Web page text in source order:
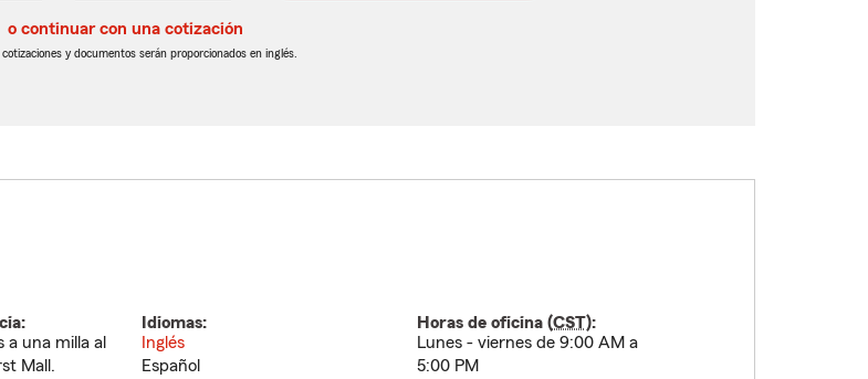
postal
de
postal
de
o continuar con una cotización
cotizaciones y documentos serán proporcionados en inglés.
a una milla al
Mall.
Idiomas:
Inglés
Español
Horas de oficina (CST):
Lunes - viernes de 9:00 AM a
5:00 PM